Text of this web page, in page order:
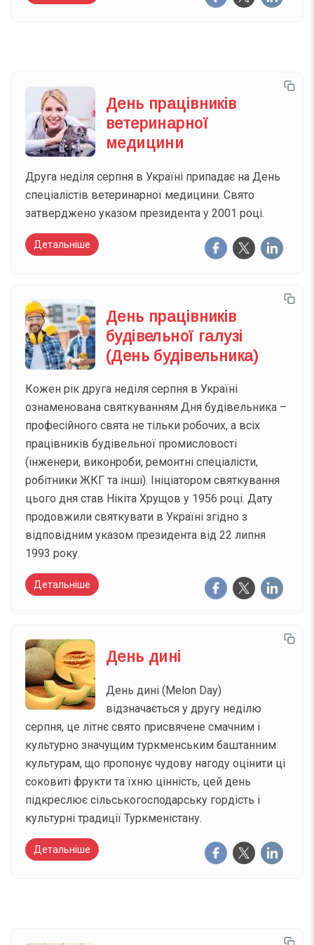
День працівників
ветеринарної
медицини
Друга неділя серпня в Україні припадає на День
спеціалістів ветеринарної медицини. Свято
затверджено указом президента у 2001 році.
Детальніше
День працівників
будівельної галузі
(День будівельника)
Кожен рік друга неділя серпня в Україні
ознаменована святкуванням Дня будівельника –
професійного свята не тільки робочих, а всіх
працівників будівельної промисловості
(інженери, виконроби, ремонтні спеціалісти,
робітники ЖКГ та інші). Ініціатором святкування
цього дня став Нікіта Хрущов у 1956 році. Дату
продовжили святкувати в Україні згідно з
відповідним указом президента від 22 липня
1993 року.
Детальніше
День дині
День дині (Melon Day)
відзначається у другу неділю
серпня, це літнє свято присвячене смачним і
культурно значущим туркменським баштанним
культурам, що пропонує чудову нагоду оцінити ці
соковиті фрукти та їхню цінність, цей день
підкреслює сільськогосподарську гордість і
культурні традиції Туркменістану.
Детальніше